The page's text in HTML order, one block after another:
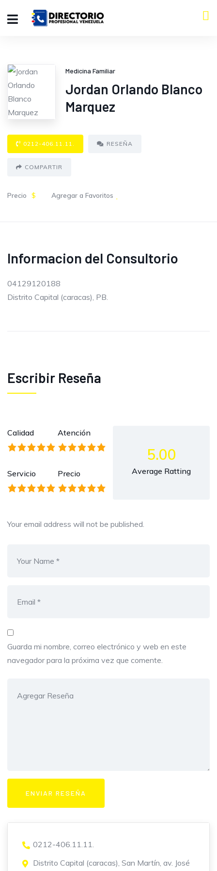
Medicina Familiar
Jordan Orlando Blanco
Marquez
0212-406.11.11. RESEÑA
COMPARTIR
Precio $ Agregar a Favoritos
Informacion del Consultorio
04129120188
Distrito Capital (caracas), PB.
Escribir Reseña
Calidad Atención
Servicio Precio
5.00
Average Ratting
Your email address will not be published.
Guarda mi nombre, correo electrónico y web en este
navegador para la próxima vez que comente.
0212-406.11.11.
Distrito Capital (caracas), San Martín, av. José